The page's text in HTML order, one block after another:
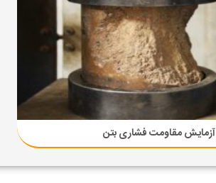
آزمایش مقاومت فشاری بتن